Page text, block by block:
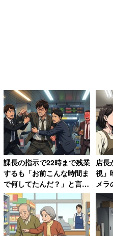
発信ポジションをビジネ
ル提供をフィールドワー
、そんな気持ちで始めま
い世界
課長の指示で22時まで残業
するも「お前こんな時間ま
で何してたんだ？」と言わ
れ激怒 「課長を殴ろうと
しました」と語る男性の結
末
店長
視」
メ
車破
店
れる